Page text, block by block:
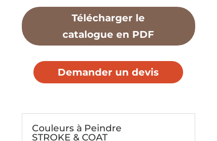
Télécharger le
catalogue en PDF
Demander un devis
Couleurs à Peindre
STROKE & COAT